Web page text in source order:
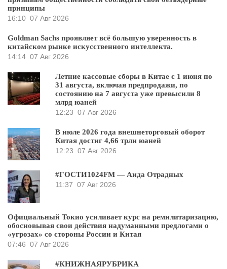
принципы
16:10 07 Авг 2026
Goldman Sachs проявляет всё большую уверенность в
китайском рынке искусственного интеллекта.
14:14 07 Авг 2026
Летние кассовые сборы в Китае с 1 июня по
31 августа, включая предпродажи, по
состоянию на 7 августа уже превысили 8
млрд юаней
12:23 07 Авг 2026
В июле 2026 года внешнеторговый оборот
Китая достиг 4,66 трлн юаней
12:23 07 Авг 2026
#ГОСТИ1024FM — Аида Отрадных
11:37 07 Авг 2026
Официальный Токио усиливает курс на ремилитаризацию,
обосновывая свои действия надуманными предлогами о
«угрозах» со стороны России и Китая
07:46 07 Авг 2026
#КНИЖНАЯРУБРИКА